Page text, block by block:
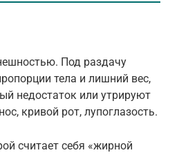
Под раздачу
тела и лишний вес,
недостаток или утрируют
кривой рот, лупоглазость.
считает себя «жирной